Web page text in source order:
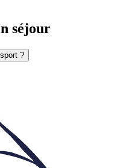
séjour
?